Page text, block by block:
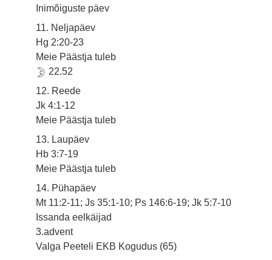
Inimõiguste päev
11. Neljapäev
Hg 2:20-23
Meie Päästja tuleb
22.52
12. Reede
Jk 4:1-12
Meie Päästja tuleb
13. Laupäev
Hb 3:7-19
Meie Päästja tuleb
14. Pühapäev
Mt 11:2-11; Js 35:1-10; Ps 146:6-19; Jk 5:7-10
Issanda eelkäijad
3.advent
Valga Peeteli EKB Kogudus (65)